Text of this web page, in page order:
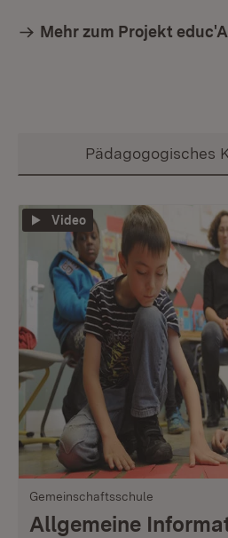
Mehr zum Projekt
Inhalt auswählen
Pädagogogisches
Video
Gemeinschaftsschule
Allgemeine